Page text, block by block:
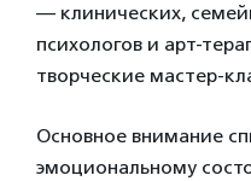
— клинических,
психологов и арт-
творческие мастер-
Основное внимание
эмоциональному